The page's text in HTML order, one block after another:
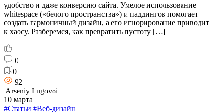
удобство и даже конверсию сайта. Умелое использование
whitespace («белого пространства») и паддингов помогает
создать гармоничный дизайн, а его игнорирование приводит
к хаосу. Разберемся, как превратить пустоту […]
0
0
92
Arseniy Lugovoi
10 марта
#Статьи #Веб-дизайн